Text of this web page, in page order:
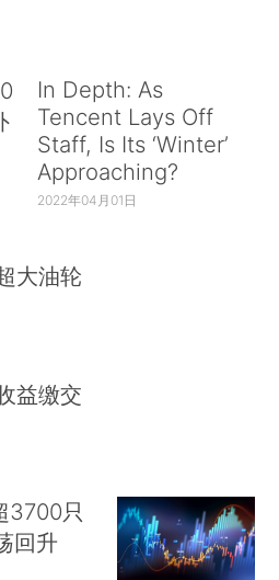
In Depth: As
Tencent Lays Off
Staff, Is Its ‘Winter’
Approaching?
2022年04月01日
大油轮
益缴交
3700只
回升